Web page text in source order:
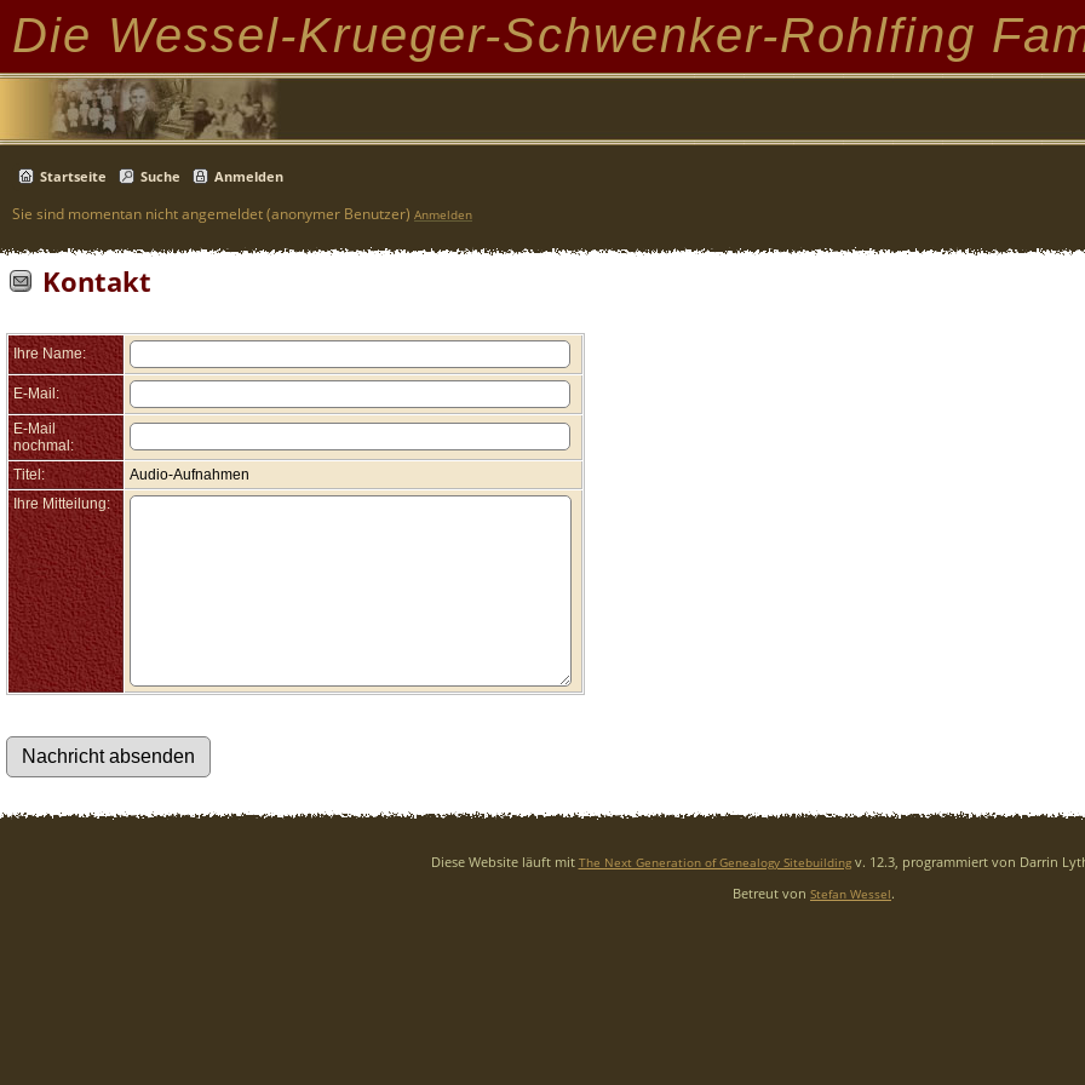
Die Wessel-Krueger-Schwenker-Rohlfing
Startseite Suche Anmelden
Sie sind momentan nicht angemeldet (anonymer Benutzer) Anmelden
Kontakt
Ihre Name:
E-Mail:
E-Mail
nochmal:
Titel:
Audio-Aufnahmen
Ihre Mitteilung:
Diese Website läuft mit The Next Generation of Genealogy Sitebuildingv. 12.3, programmiert von Darrin
Betreut von Stefan Wessel.